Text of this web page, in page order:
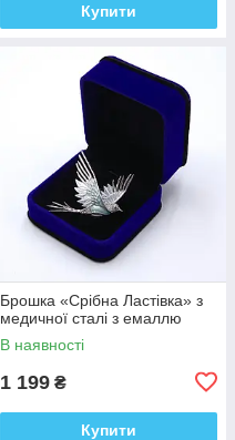
Купити
Брошка «Срібна Ластівка» з
медичної сталі з емаллю
В наявності
1 199 ₴
Купити